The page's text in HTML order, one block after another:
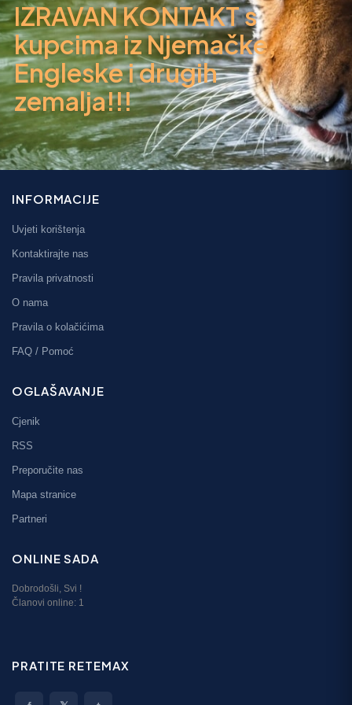
IZRAVAN KONTAKT s
kupcima iz Njemačke,
Engleske i drugih
zemalja!!!
INFORMACIJE
Uvjeti korištenja
Kontaktirajte nas
Pravila privatnosti
O nama
Pravila o kolačićima
FAQ / Pomoć
OGLAŠAVANJE
Cjenik
RSS
Preporučite nas
Mapa stranice
Partneri
ONLINE SADA
Dobrodošli, Svi !
Članovi online: 1
PRATITE RETEMAX